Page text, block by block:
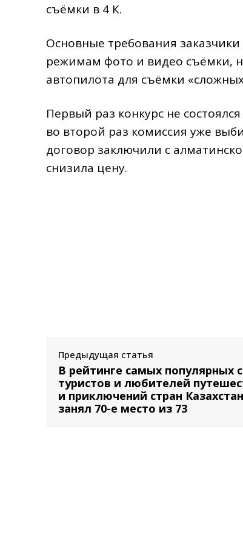
съёмки в 4 К.
Основные требования
режимам фото и видео съёмки,
автопилота для съёмки
Первый раз конкурс не
во второй раз комиссия уже
договор заключили с
снизила цену.
Предыдущая статья
В рейтинге самых популярных
туристов и любителей
и приключений стран Казахстан
занял 70-е место из 73